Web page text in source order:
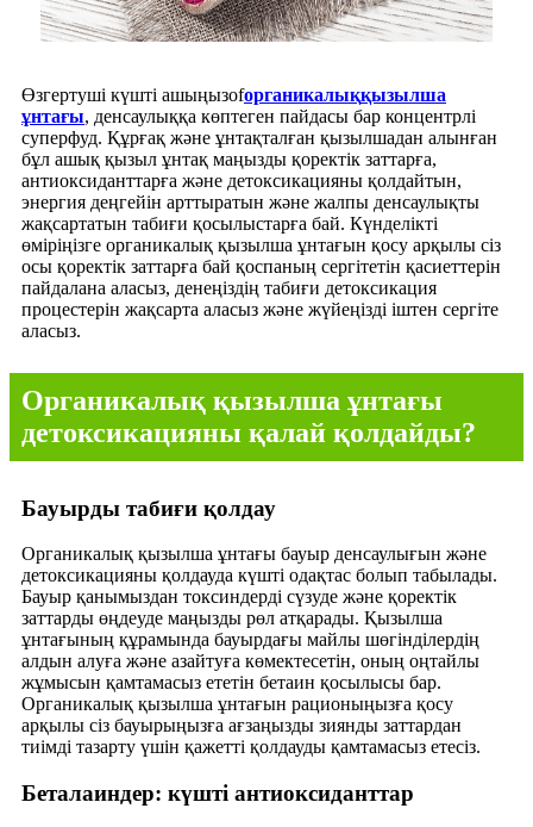
Өзгертуші күшті ашыңызofорганикалыққызылша
ұнтағы, денсаулыққа көптеген пайдасы бар концентрлі
суперфуд. Құрғақ және ұнтақталған қызылшадан алынған
бұл ашық қызыл ұнтақ маңызды қоректік заттарға,
антиоксиданттарға және детоксикацияны қолдайтын,
энергия деңгейін арттыратын және жалпы денсаулықты
жақсартатын табиғи қосылыстарға бай. Күнделікті
өміріңізге органикалық қызылша ұнтағын қосу арқылы сіз
осы қоректік заттарға бай қоспаның сергітетін қасиеттерін
пайдалана аласыз, денеңіздің табиғи детоксикация
процестерін жақсарта аласыз және жүйеңізді іштен сергіте
аласыз.
Органикалық қызылша ұнтағы
детоксикацияны қалай қолдайды?
Бауырды табиғи қолдау
Органикалық қызылша ұнтағы бауыр денсаулығын және
детоксикацияны қолдауда күшті одақтас болып табылады.
Бауыр қанымыздан токсиндерді сүзуде және қоректік
заттарды өңдеуде маңызды рөл атқарады. Қызылша
ұнтағының құрамында бауырдағы майлы шөгінділердің
алдын алуға және азайтуға көмектесетін, оның оңтайлы
жұмысын қамтамасыз ететін бетаин қосылысы бар.
Органикалық қызылша ұнтағын рационыңызға қосу
арқылы сіз бауырыңызға ағзаңызды зиянды заттардан
тиімді тазарту үшін қажетті қолдауды қамтамасыз етесіз.
Беталаиндер: күшті антиоксиданттар